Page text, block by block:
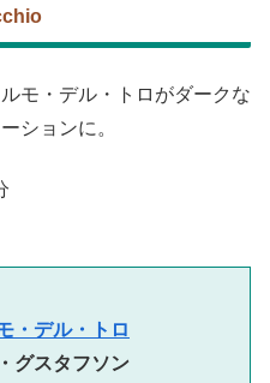
モ・デル・トロがダークな
ションに 。
分
・デル・トロ
フソン